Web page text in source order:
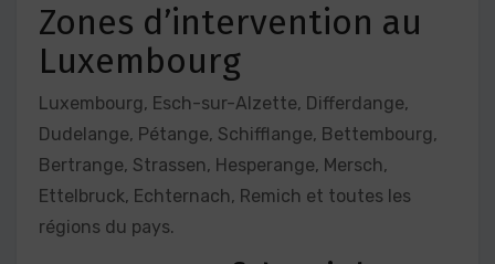
Zones d’intervention au
Luxembourg
Luxembourg, Esch-sur-Alzette, Differdange,
Dudelange, Pétange, Schifflange, Bettembourg,
Bertrange, Strassen, Hesperange, Mersch,
Ettelbruck, Echternach, Remich et toutes les
régions du pays.